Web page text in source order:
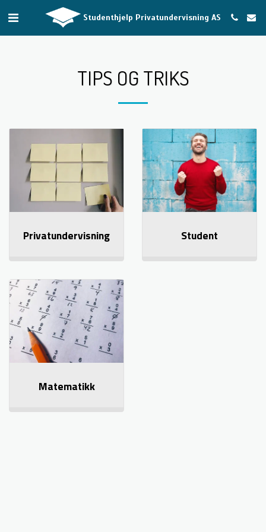
Studenthjelp Privatundervisning AS
TIPS OG TRIKS
Privatundervisning Student
Matematikk